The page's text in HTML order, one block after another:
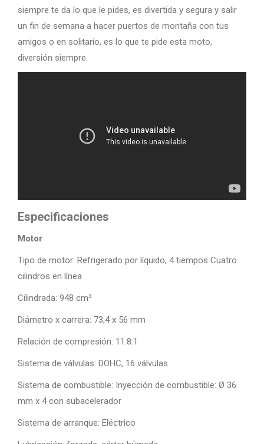
siempre te da lo que le pides, es divertida y segura y salir
un fin de semana a hacer puertos de montaña con tus
amigos o en solitario, es lo que te pide esta moto,
diversión siempre.
Especificaciones
Motor
Tipo de motor: Refrigerado por líquido, 4 tiempos Cuatro
cilindros en línea
Cilindrada: 948 cm³
Diámetro x carrera: 73,4 x 56 mm
Relación de compresión: 11.8:1
Sistema de válvulas: DOHC, 16 válvulas
Sistema de combustible: Inyección de combustible: Ø 36
mm x 4 con subacelerador
Sistema de arranque: Eléctrico